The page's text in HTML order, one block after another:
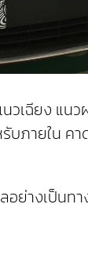
เฉียง แน
บภายใน
อย่างเป็นทา